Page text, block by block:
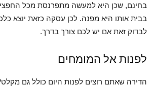
בחינם, שכן היא למעשה מתפרנסת מכל
בבית אותו היא מפנה. לכן עסקה כזאת יוצא
לבדוק זאת אם יש לכם צורך בדרך.
לפנות אל המומחים
הדירה שאתם רוצים לפנות היום כולל גם